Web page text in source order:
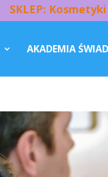
SKLEP:
AKADEMIA